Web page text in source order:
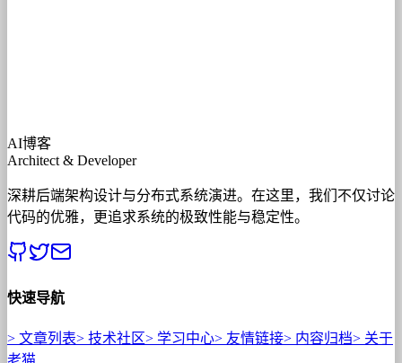
AI博客
Architect & Developer
深耕后端架构设计与分布式系统演进。在这里，我们不仅讨论
代码的优雅，更追求系统的极致性能与稳定性。
快速导航
> 文章列表> 技术社区> 学习中心> 友情链接> 内容归档> 关于
老猫